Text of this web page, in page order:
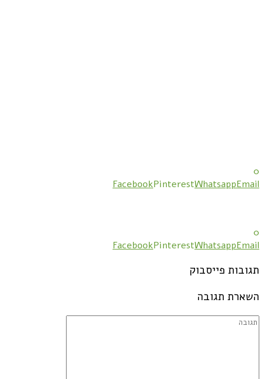
0
FacebookPinterestWhatsappEmail
0
FacebookPinterestWhatsappEmail
תגובות פייסבוק
השארת תגובה